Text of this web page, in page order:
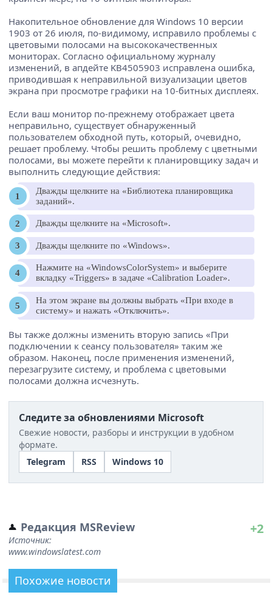
Накопительное обновление для Windows 10 версии
1903 от 26 июля, по-видимому, исправило проблемы с
цветовыми полосами на высококачественных
мониторах. Согласно официальному журналу
изменений, в апдейте KB4505903 исправлена ​​ошибка,
приводившая к неправильной визуализации цветов
экрана при просмотре графики на 10-битных дисплеях.
Если ваш монитор по-прежнему отображает цвета
неправильно, существует обнаруженный
пользователем обходной путь, который, очевидно,
решает проблему. Чтобы решить проблему с цветными
полосами, вы можете перейти к планировщику задач и
выполнить следующие действия:
Дважды щелкните на «Библиотека планировщика
заданий».
Дважды щелкните на «Microsoft».
Дважды щелкните по «Windows».
Нажмите на «WindowsColorSystem» и выберите
вкладку «Triggers» в задаче «Calibration Loader».
На этом экране вы должны выбрать «При входе в
систему» ​​и нажать «Отключить».
Вы также должны изменить вторую запись «При
подключении к сеансу пользователя» таким же
образом. Наконец, после применения изменений,
перезагрузите систему, и проблема с цветовыми
полосами должна исчезнуть.
Следите за обновлениями Microsoft
Свежие новости, разборы и инструкции в удобном
формате.
Telegram
RSS Windows 10
Редакция MSReview
Источник:
www.windowslatest.com
+2
Похожие новости